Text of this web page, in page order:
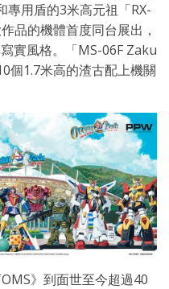
專用盾的3米高元祖「RX-
品的機體首度同台展出，
實風格。「MS-06F Zaku
個1.7米高的渣古配上機關
》到面世至今超過40